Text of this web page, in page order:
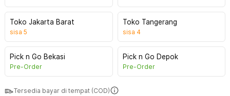
Toko Jakarta Barat
sisa 5
Toko Tangerang
sisa 4
Pick n Go Bekasi
Pre-Order
Pick n Go Depok
Pre-Order
Tersedia bayar di tempat (COD)